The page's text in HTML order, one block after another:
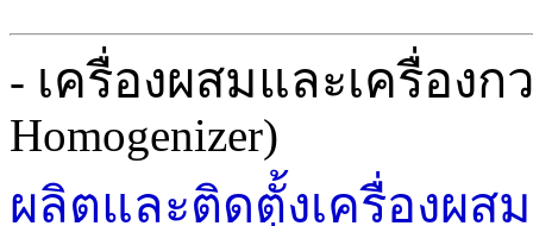
- เครื่องผสมและเครื่อง
Homogenizer)
ผลิตและติดตั้งเครื่องผส